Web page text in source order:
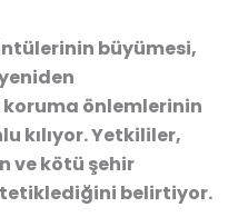
büyümesi,
önlemlerinin
kılıyor. Yetkililer,
ve kötü şehir
tetiklediğini belirtiyor.